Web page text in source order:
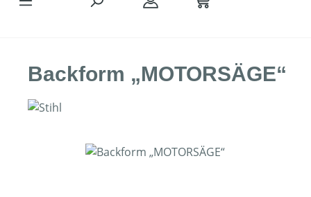
Backform „MOTORSÄGE“
Bildergalerie überspringen